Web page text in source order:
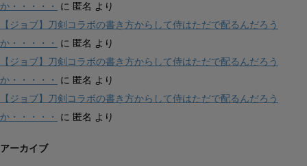
か・・・・・
に 匿名 より
【ジョブ】刀剣コラボの書き方からして侍はただで配るんだろう
か・・・・・
に 匿名 より
【ジョブ】刀剣コラボの書き方からして侍はただで配るんだろう
か・・・・・
に 匿名 より
【ジョブ】刀剣コラボの書き方からして侍はただで配るんだろう
か・・・・・
に 匿名 より
アーカイブ